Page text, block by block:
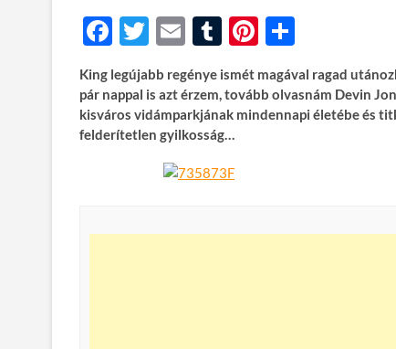
F
ac
e
b
o
T
w
itt
er
E
m
ail
T
u
m
bl
r
Pi
er
es
ss
za
m
King legújabb regénye ismét magával ragad
pár nappal is azt érzem, tovább olvasnám Devin
kisváros vidámparkjának mindennapi életébe és
felderítetlen gyilkosság…